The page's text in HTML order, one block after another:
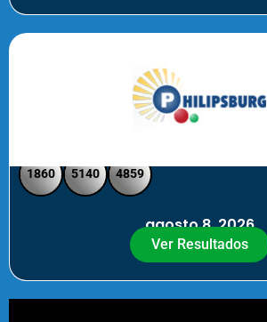
1860 5140 4859
agosto 8, 2026
Ver Resultados